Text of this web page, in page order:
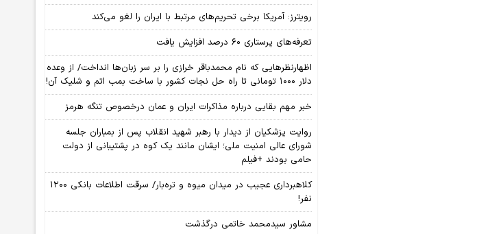
رویترز: آمریکا برخی تحریم‌های مرتبط با ایران را لغو می‌کند
تعرفه‌های پرستاری ۶۰ درصد افزایش یافت
اظهارنظرهایی که نام محمدباقر خرازی را بر سر زبان‌ها انداخت/ از وعده
دلار ۱۰۰۰ تومانی تا راه حل نجات کشور با ساخت بمب اتم و شلیک آن!
خبر مهم بقایی درباره مذاکرات ایران و عمان درخصوص تنگه هرمز
روایت پزشکیان از دیدار با رهبر شهید انقلاب پس از بمباران جلسه
شورای عالی امنیت ملی؛ ایشان مانند یک کوه در پشتیبانی از دولت
حامی بودند +فیلم
کلاهبرداری عجیب در میدان میوه و تره‌بار/ سرقت اطلاعات بانکی ۱۲۰۰
نفر!
مشاور سیدمحمد خاتمی درگذشت